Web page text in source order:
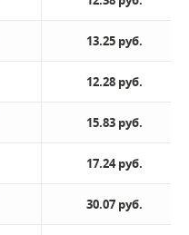
13.25 руб.
12.28 руб.
15.83 руб.
17.24 руб.
30.07 руб.